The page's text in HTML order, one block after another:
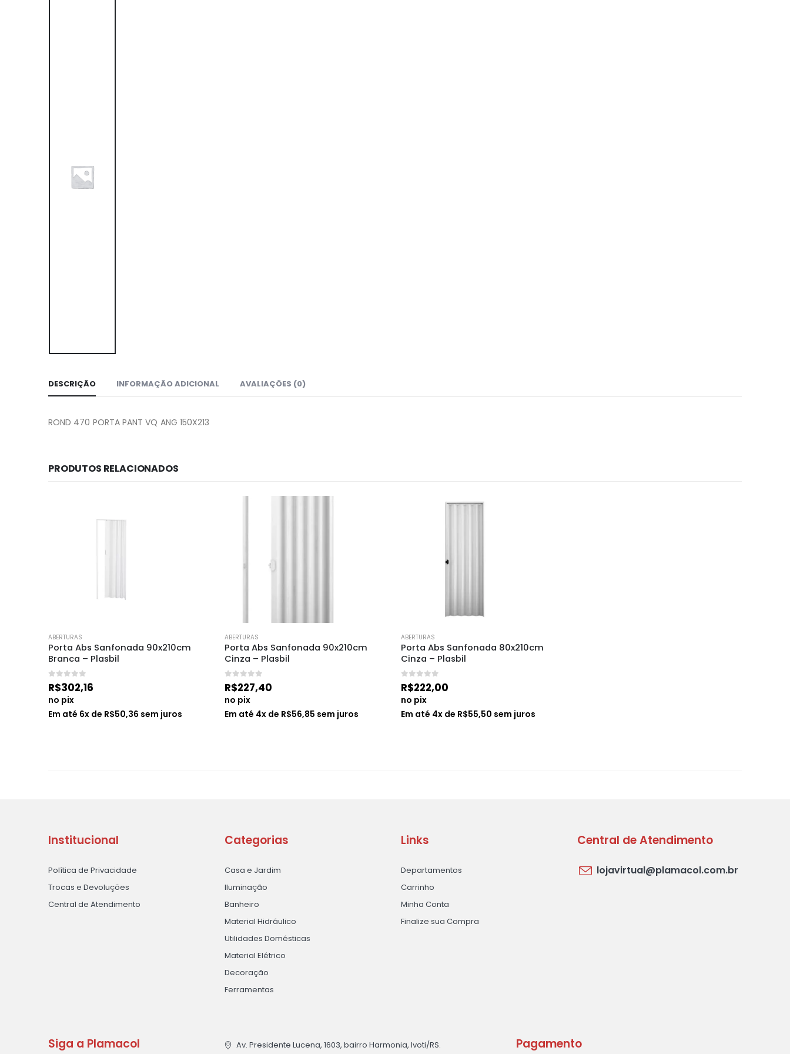
DESCRIÇÃO INFORMAÇÃO ADICIONAL AVALIAÇÕES (0)
ROND 470 PORTA PANT VQ ANG 150X213
PRODUTOS RELACIONADOS
ABERTURAS
Porta Abs Sanfonada 90x210cm
Branca – Plasbil
de 5
R$302,16
no pix
Em até 6x de R$50,36 sem juros
ABERTURAS
Porta Abs Sanfonada 90x210cm
Cinza – Plasbil
de 5
R$227,40
no pix
Em até 4x de R$56,85 sem juros
ABERTURAS
Porta Abs Sanfonada 80x210cm
Cinza – Plasbil
de 5
R$222,00
no pix
Em até 4x de R$55,50 sem juros
Institucional
Política de Privacidade
Trocas e Devoluções
Central de Atendimento
Categorias
Casa e Jardim
Iluminação
Banheiro
Material Hidráulico
Utilidades Domésticas
Material Elétrico
Decoração
Ferramentas
Links
Departamentos
Carrinho
Minha Conta
Finalize sua Compra
Central de Atendimento
lojavirtual@plamacol.com.br
Siga a Plamacol Av. Presidente Lucena, 1603, bairro Harmonia, Ivoti/RS. Pagamento